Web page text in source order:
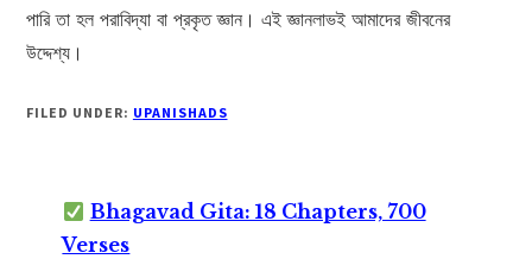
পারি তা হল পরাবিদ্যা বা প্রকৃত জ্ঞান। এই জ্ঞানলাভই আমাদের জীবনের
উদ্দেশ্য।
FILED UNDER: UPANISHADS
Bhagavad Gita: 18 Chapters, 700
Verses